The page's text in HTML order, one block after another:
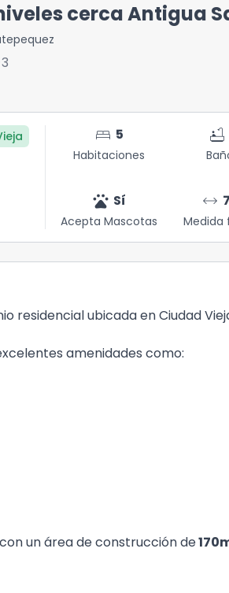
cerca Antigua
bed 5
Habitaciones
bathtub
pets Sí
Acepta Mascotas
arrow_range 7
Medida
residencial ubicada en Ciudad
amenidades como:
un área de construcción de